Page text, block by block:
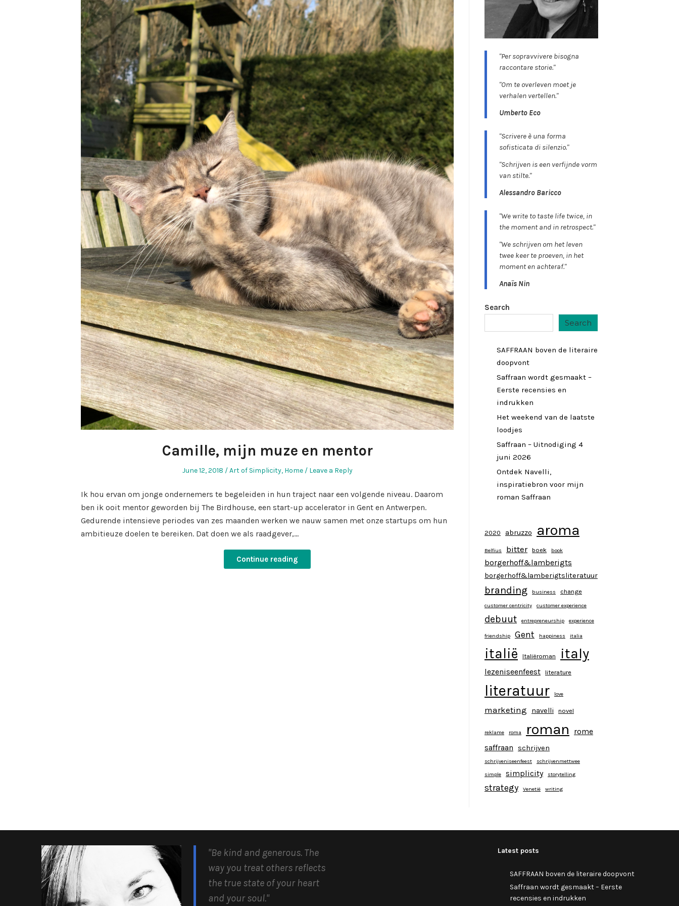
Camille, mijn muze en mentor
Posted
June 12, 2018
Posted
Art of Simplicity, Home Leave a Reply
Ik hou ervan om jonge ondernemers te begeleiden in hun traject naar een volgende niveau. Daarom
ben ik ooit mentor geworden bij The Birdhouse, een start-up accelerator in Gent en Antwerpen.
Gedurende intensieve periodes van zes maanden werken we nauw samen met onze startups om hun
ambitieuze doelen te bereiken. Dat doen we als raadgever,…
Continue reading
"Per sopravvivere bisogna
raccontare storie."
"Om te overleven moet je
verhalen vertellen."
Umberto Eco
"Scrivere è una forma
sofisticata di silenzio."
"Schrijven is een verfijnde vorm
van stilte."
Alessandro Baricco
"We write to taste life twice, in
the moment and in retrospect."
"We schrijven om het leven
twee keer te proeven, in het
moment en achteraf."
Anaïs Nin
Search
Search
SAFFRAAN boven de literaire
doopvont
Saffraan wordt gesmaakt –
Eerste recensies en
indrukken
Het weekend van de laatste
loodjes
Saffraan – Uitnodiging 4
juni 2026
Ontdek Navelli,
inspiratiebron voor mijn
roman Saffraan
2020 abruzzo aroma
Belfius bitter boek book
borgerhoff&lamberigts
borgerhoff&lamberigtsliteratuur
branding business change
customer centricity customer experience
debuut entrepreneurship experience
friendship Gent happiness italia
italië Italiëroman italy
lezeniseenfeest literature
literatuur love
marketing navelli novel
reklame roma roman
rome
saffraan
schrijven
schrijveniseenfeest
schrijvenmettwee
simple
simplicity storytelling
strategy Venetië writing
"Be kind and generous. The
way you treat others reflects
the true state of your heart
and your soul."
Latest posts
SAFFRAAN boven de literaire doopvont
Saffraan wordt gesmaakt – Eerste
recensies en indrukken